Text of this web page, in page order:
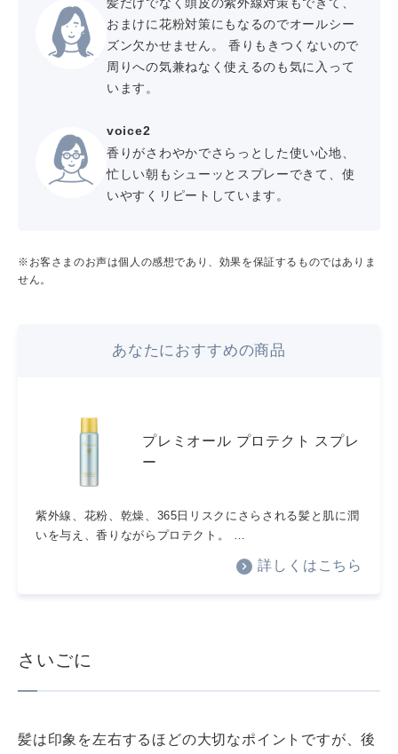
おまけに花粉対策にもなるのでオールシー
ズン欠かせません。 香りもきつくないので
周りへの気兼ねなく使えるのも気に入って
います。
voice2
香りがさわやかでさらっとした使い心地、
忙しい朝もシューッとスプレーできて、使
いやすくリピートしています。
※お客さまのお声は個人の感想であり、効果を保証するものではありま
せん。
あなたにおすすめの商品
プレミオール プロテクト スプレ
ー
紫外線、花粉、乾燥、365日リスクにさらされる髪と肌に潤
いを与え、香りながらプロテクト。 …
詳しくはこちら
さいごに
髪は印象を左右するほどの大切なポイントですが、後